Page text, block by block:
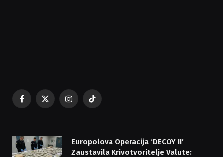
Facebook
X
Instagram
TikTok
Europolova Operacija ‘DECOY II’
Zaustavila Krivotvoritelje Valute: